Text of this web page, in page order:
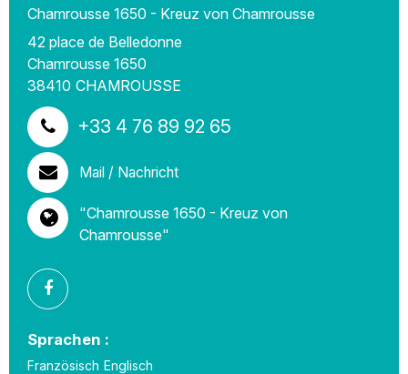
Chamrousse 1650 - Kreuz von Chamrousse
42 place de Belledonne
Chamrousse 1650
38410 CHAMROUSSE
+33 4 76 89 92 65
Mail / Nachricht
"Chamrousse 1650 - Kreuz von
Chamrousse"
Sprachen :
Französisch Englisch